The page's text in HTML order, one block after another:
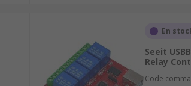
En
Seeit
Relay
Code